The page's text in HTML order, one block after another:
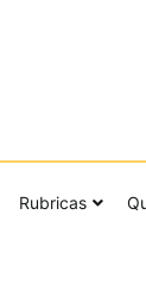
Rubricas